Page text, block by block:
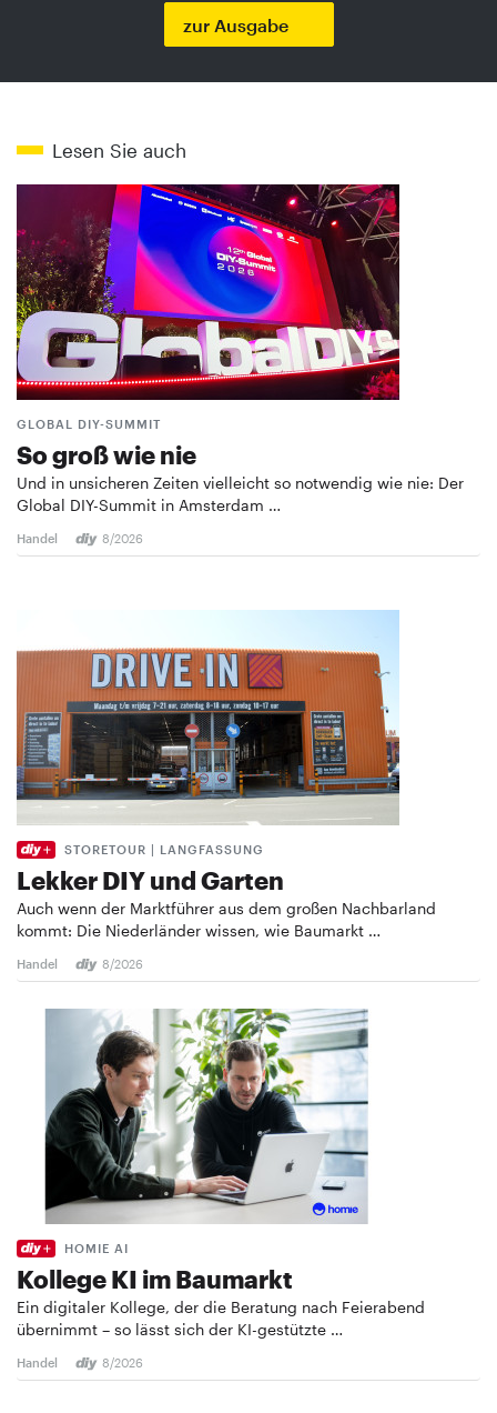
zur Ausgabe
Lesen Sie auch
GLOBAL DIY-SUMMIT
So groß wie nie
Und in unsicheren Zeiten vielleicht so notwendig wie nie: Der
Global DIY-Summit in Amsterdam …
Handel 8/2026
STORETOUR | LANGFASSUNG
Lekker DIY und Garten
Auch wenn der Marktführer aus dem großen Nachbarland
kommt: Die Niederländer wissen, wie Baumarkt …
Handel 8/2026
HOMIE AI
Kollege KI im Baumarkt
Ein digitaler Kollege, der die Beratung nach Feierabend
übernimmt – so lässt sich der KI-gestützte …
Handel 8/2026